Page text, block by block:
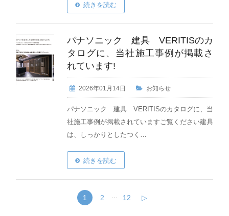
続きを読む
パナソニック 建具 VERITISのカ
タログに、当社施工事例が掲載さ
れています!
2026年01月14日 お知らせ
パナソニック 建具 VERITISのカタログに、当
社施工事例が掲載されていますご覧ください建具
は、しっかりとしたつく…
続きを読む
1 2 12 ▷